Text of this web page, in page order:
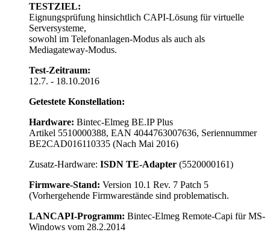
TESTZIEL:
Eignungsprüfung hinsichtlich CAPI-Lösung für virtuelle
Serversysteme,
sowohl im Telefonanlagen-Modus als auch als
Mediagateway-Modus.
Test-Zeitraum:
12.7. - 18.10.2016
Getestete Konstellation:
Hardware: Bintec-Elmeg BE.IP Plus
Artikel 5510000388, EAN 4044763007636, Seriennummer
BE2CAD016110335 (Nach Mai 2016)
Zusatz-Hardware: ISDN TE-Adapter (5520000161)
Firmware-Stand: Version 10.1 Rev. 7 Patch 5
(Vorhergehende Firmwarestände sind problematisch.
LANCAPI-Programm: Bintec-Elmeg Remote-Capi für MS-
Windows vom 28.2.2014